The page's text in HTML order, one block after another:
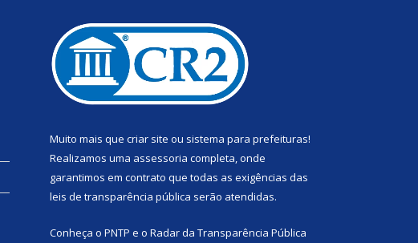
Muito mais que criar site ou sistema para prefeituras!
Realizamos uma assessoria completa, onde
garantimos em contrato que todas as exigências das
leis de transparência pública serão atendidas.
Conheça o PNTP e o Radar da Transparência Pública